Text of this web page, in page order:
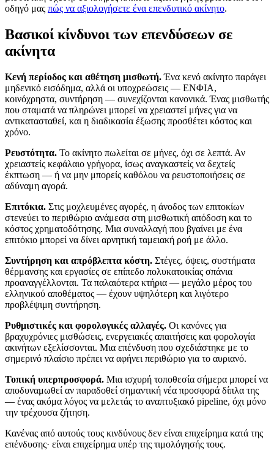
οδηγό μας πώς να αξιολογήσετε ένα επενδυτικό ακίνητο.
Βασικοί κίνδυνοι των επενδύσεων σε
ακίνητα
Κενή περίοδος και αθέτηση μισθωτή.Ένα κενό ακίνητο παράγει
μηδενικό εισόδημα, αλλά οι υποχρεώσεις — ΕΝΦΙΑ,
κοινόχρηστα, συντήρηση — συνεχίζονται κανονικά. Ένας μισθωτής
που σταματά να πληρώνει μπορεί να χρειαστεί μήνες για να
αντικατασταθεί, και η διαδικασία έξωσης προσθέτει κόστος και
χρόνο.
Ρευστότητα. Το ακίνητο πωλείται σε μήνες, όχι σε λεπτά. Αν
χρειαστείς κεφάλαιο γρήγορα, ίσως αναγκαστείς να δεχτείς
έκπτωση — ή να μην μπορείς καθόλου να ρευστοποιήσεις σε
αδύναμη αγορά.
Επιτόκια. Στις μοχλευμένες αγορές, η άνοδος των επιτοκίων
στενεύει το περιθώριο ανάμεσα στη μισθωτική απόδοση και το
κόστος χρηματοδότησης. Μια συναλλαγή που βγαίνει με ένα
επιτόκιο μπορεί να δίνει αρνητική ταμειακή ροή με άλλο.
Συντήρηση και απρόβλεπτα κόστη. Στέγες, όψεις, συστήματα
θέρμανσης και εργασίες σε επίπεδο πολυκατοικίας σπάνια
προαναγγέλλονται. Τα παλαιότερα κτήρια — μεγάλο μέρος του
ελληνικού αποθέματος — έχουν υψηλότερη και λιγότερο
προβλέψιμη συντήρηση.
Ρυθμιστικές και φορολογικές αλλαγές. Οι κανόνες για
βραχυχρόνιες μισθώσεις, ενεργειακές απαιτήσεις και φορολογία
ακινήτων εξελίσσονται. Μια επένδυση που σχεδιάστηκε με το
σημερινό πλαίσιο πρέπει να αφήνει περιθώριο για το αυριανό.
Τοπική υπερπροσφορά. Μια ισχυρή τοποθεσία σήμερα μπορεί να
αποδυναμωθεί αν παραδοθεί σημαντική νέα προσφορά δίπλα της
— ένας ακόμα λόγος να μελετάς το αναπτυξιακό pipeline, όχι μόνο
την τρέχουσα ζήτηση.
Κανένας από αυτούς τους κινδύνους δεν είναι επιχείρημα κατά της
επένδυσης· είναι επιχείρημα υπέρ της τιμολόγησής τους.